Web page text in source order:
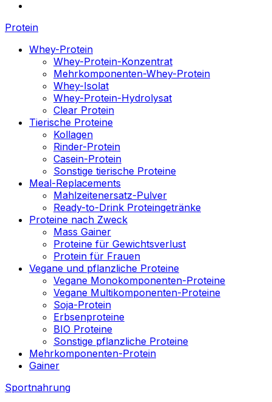
Protein
Whey-Protein
Whey-Protein-Konzentrat
Mehrkomponenten-Whey-Protein
Whey-Isolat
Whey-Protein-Hydrolysat
Clear Protein
Tierische Proteine
Kollagen
Rinder-Protein
Casein-Protein
Sonstige tierische Proteine
Meal-Replacements
Mahlzeitenersatz-Pulver
Ready-to-Drink Proteingetränke
Proteine nach Zweck
Mass Gainer
Proteine für Gewichtsverlust
Protein für Frauen
Vegane und pflanzliche Proteine
Vegane Monokomponenten-Proteine
Vegane Multikomponenten-Proteine
Soja-Protein
Erbsenproteine
BIO Proteine
Sonstige pflanzliche Proteine
Mehrkomponenten-Protein
Gainer
Sportnahrung